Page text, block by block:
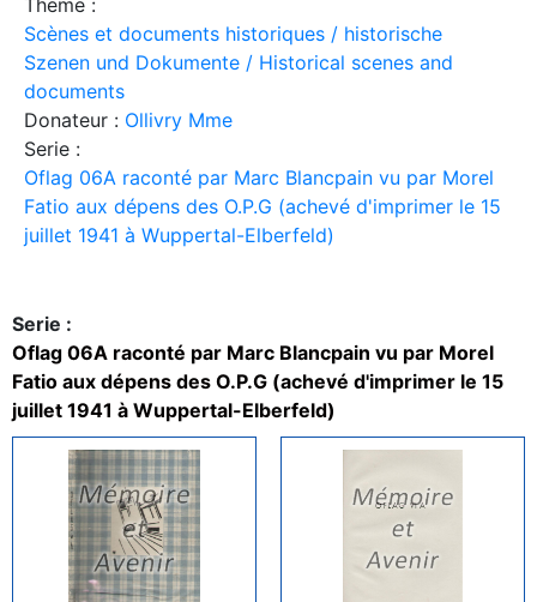
Theme :
Scènes et documents historiques / historische
Szenen und Dokumente / Historical scenes and
documents
Donateur : Ollivry Mme
Serie :
Oflag 06A raconté par Marc Blancpain vu par Morel
Fatio aux dépens des O.P.G (achevé d'imprimer le 15
juillet 1941 à Wuppertal-Elberfeld)
Serie :
Oflag 06A raconté par Marc Blancpain vu par Morel
Fatio aux dépens des O.P.G (achevé d'imprimer le 15
juillet 1941 à Wuppertal-Elberfeld)